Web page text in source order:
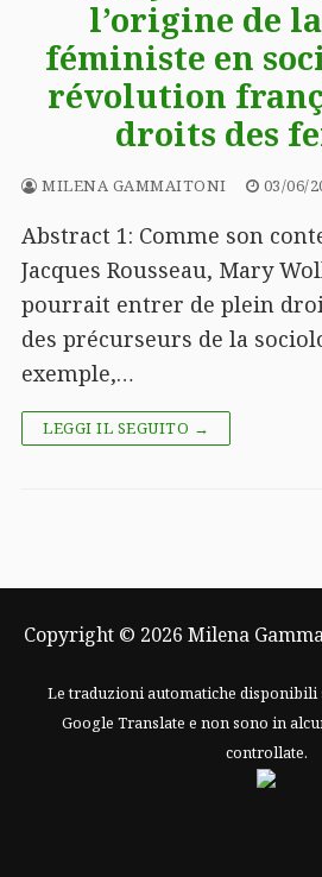
l’origine de
féministe en
révolution
droits des
MILENA GAMMAITONI 03/06/
Abstract 1: Comme son
Jacques Rousseau, Mary
pourrait entrer de plein
des précurseurs de la
exemple,…
LEGGI IL SEGUITO →
Copyright © 2026 Milena
Le traduzioni automatiche disponibili
Google Translate e non sono in
controllate.